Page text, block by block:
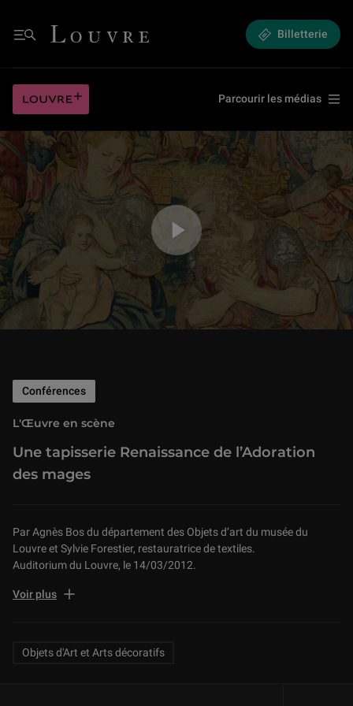
Menu
Louvre - Retour à l'accueil Billetterie
Parcourir les médias
Jouer la vidéo Une tapisserie Renaissance de l’Adoration des mages
Une tapisserie Renaissance de l’Adoration
des mages
Conférences
L'Œuvre en scène
Par Agnès Bos du département des Objets d’art du musée du
Louvre et Sylvie Forestier, restauratrice de textiles.
Auditorium du Louvre, le 14/03/2012.
Originale par ses petites dimensions, précieuse par ses fils d’or et
été appliqué sur son revers probablement au XIXe siècle, elle a
Voir plus
Related Keywords
Objets d'Art et Arts décoratifs